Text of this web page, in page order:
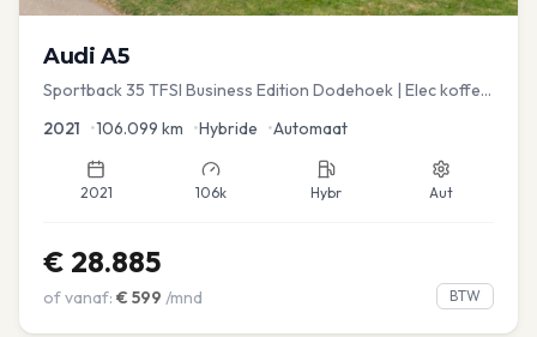
Audi A5
Sportback 35 TFSI Business Edition Dodehoek | Elec koffer
2021 •106.099 km •Hybride •Automaat
2021 106k Hybr Aut
€ 28.885
of vanaf: € 599 /mnd BTW